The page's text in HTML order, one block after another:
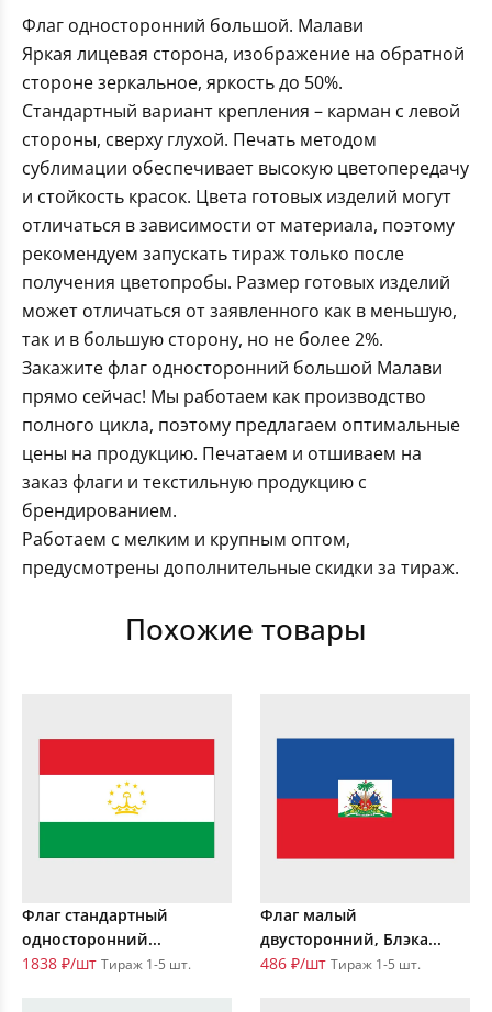
Флаг односторонний большой. Малави
Яркая лицевая сторона, изображение на обратной
стороне зеркальное, яркость до 50%.
Стандартный вариант крепления – карман с левой
стороны, сверху глухой. Печать методом
сублимации обеспечивает высокую цветопередачу
и стойкость красок. Цвета готовых изделий могут
отличаться в зависимости от материала, поэтому
рекомендуем запускать тираж только после
получения цветопробы. Размер готовых изделий
может отличаться от заявленного как в меньшую,
так и в большую сторону, но не более 2%.
Закажите флаг односторонний большой Малави
прямо сейчас! Мы работаем как производство
полного цикла, поэтому предлагаем оптимальные
цены на продукцию. Печатаем и отшиваем на
заказ флаги и текстильную продукцию с
брендированием.
Работаем с мелким и крупным оптом,
предусмотрены дополнительные скидки за тираж.
Похожие товары
Флаг стандартный
односторонний...
1838 ₽/шт Тираж 1-5 шт.
Флаг малый
двусторонний, Блэка...
486 ₽/шт Тираж 1-5 шт.